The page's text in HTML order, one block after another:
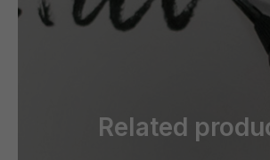
Related